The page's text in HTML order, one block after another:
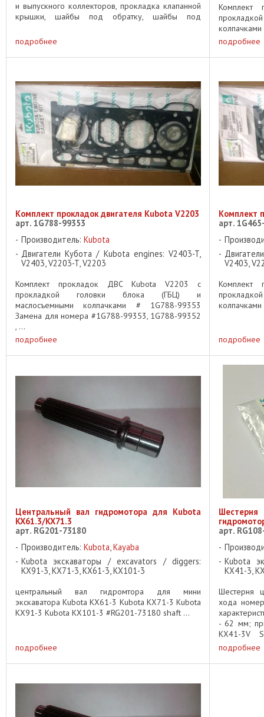
и выпускного коллекторов, прокладка клапанной
крышки, шайбы под обратку, шайбы под
подробнее
колпачками
подробнее
Комплект прокладок двигателя Kubota V2203
арт. 1G788-99353
Производитель: Kubota
Двигатели Кубота / Kubota engines: V2403-T,
V2403, V2203-T, V2203
Комплект прокладок ДВС Kubota V2203 c
прокладкой головки блока (ГБЦ) и
маслосъемными колпачками # 1G788-99353
Замена для номера #1G788-99353, 1G788-99352
, ...
подробнее
Комплект
арт.
V2403,
колпачками
подробнее
Центральный вал гидромотора для Kubota
KX61.3/KX71.3
арт. RG201-73180
Производитель: Kubota,Kayaba
Kubota экскаваторы / excavators / diggers:
KX91-3, KX71-3, KX61-3, KX101-3
центральный вал гидромтора для мини
экскаватора Kubota KX61-3 Kubota KX71-3 Kubota
KX91-3 Kubota KX101-3 #RG201-73180 shaft ...
подробнее
арт.
Kubota
KX41-3,
Шестерня
хода
- 62 мм;
KX41-3V
подробнее